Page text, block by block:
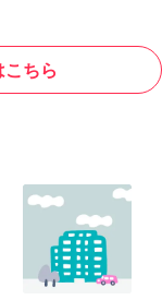
こちら